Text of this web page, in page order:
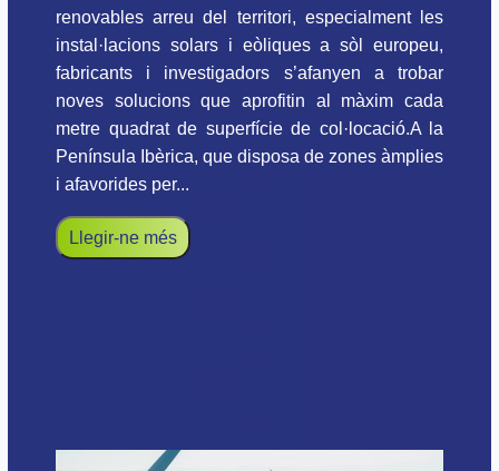
renovables arreu del territori, especialment les
instal·lacions solars i eòliques a sòl europeu,
fabricants i investigadors s’afanyen a trobar
noves solucions que aprofitin al màxim cada
metre quadrat de superfície de col·locació.A la
Península Ibèrica, que disposa de zones àmplies
i afavorides per...
Llegir-ne més